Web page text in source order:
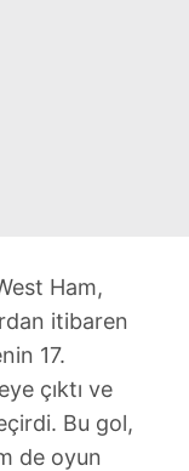
Ham,
itibaren
17.
çıktı ve
Bu gol,
de oyun